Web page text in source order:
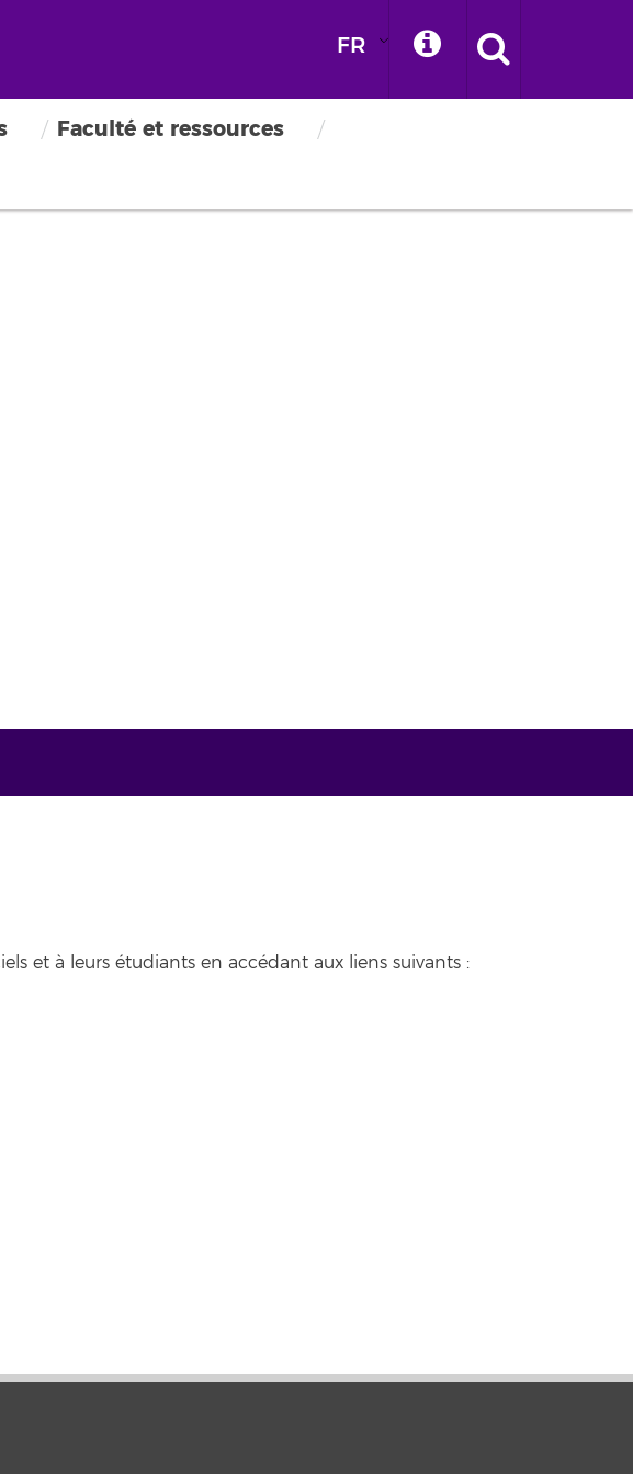
FR
Faculté et ressources
et à leurs étudiants en accédant aux liens suivants :